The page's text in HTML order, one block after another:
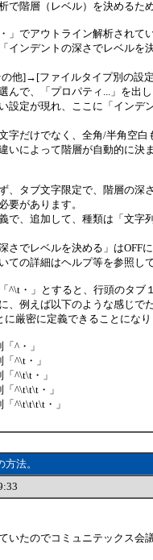
で階層（レベル）を決めるた
」でアウトライン解析されて
インデントの深さでレベルを
の他]→[ファイルタイプ別の
んで、「プロパティ...」を出
設定が現れ、ここに「インデ
字だけでなく、全角/半角空
いによって階層が自動的に決ま
、タブ文字限定で、階層の深
要があります。
で、追加して、種類は「文字
さでレベルを決める」はOFFに
ての詳細はヘルプ等を参照し
^\t・」とすると、行頭のタブ
、例えば以下のような感じで
に厳密に定義できることになり
^・」
^\t・」
^\t\t・」
^\t\t\t・」
^\t\t\t\t・」
法。
いたのでコミュニテックス会